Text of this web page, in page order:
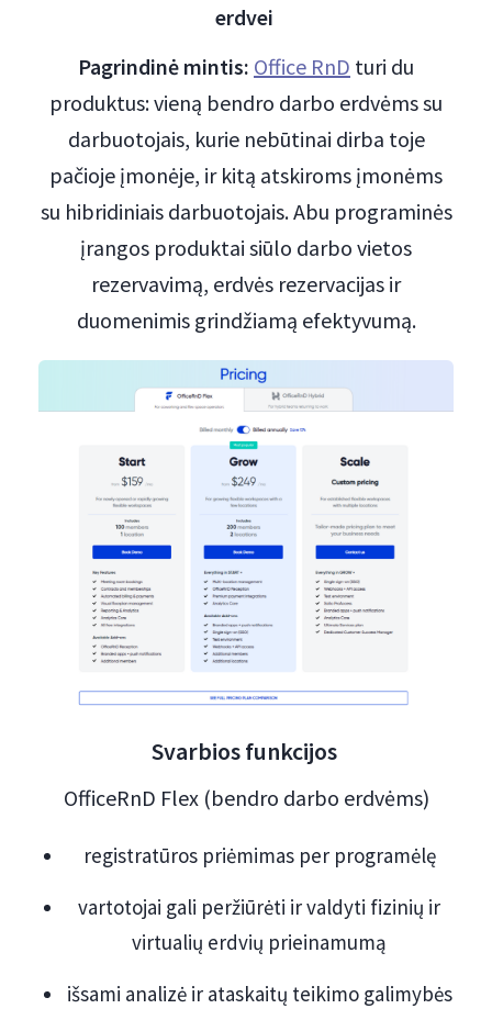
erdvei
Pagrindinė mintis: Office RnD turi du
produktus: vieną bendro darbo erdvėms su
darbuotojais, kurie nebūtinai dirba toje
pačioje įmonėje, ir kitą atskiroms įmonėms
su hibridiniais darbuotojais. Abu programinės
įrangos produktai siūlo darbo vietos
rezervavimą, erdvės rezervacijas ir
duomenimis grindžiamą efektyvumą.
Svarbios funkcijos
OfficeRnD Flex (bendro darbo erdvėms)
registratūros priėmimas per programėlę
vartotojai gali peržiūrėti ir valdyti fizinių ir
virtualių erdvių prieinamumą
išsami analizė ir ataskaitų teikimo galimybės